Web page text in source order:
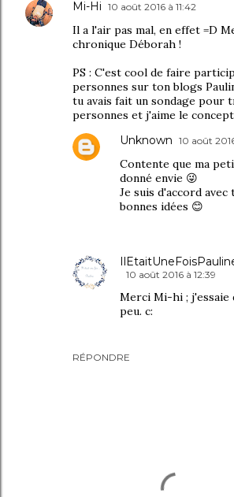
Mi-Hi 10 août 2016 à 11:42
Il a l'air pas mal, en effet =D
chronique Déborah !
PS : C'est cool de faire
personnes sur ton blogs
tu avais fait un sondage pour
personnes et j'aime le
RÉPONDRE
Unknown 10 août
Contente que ma
donné envie 😜
Je suis d'accord avec
bonnes idées 😊
10 août 2016 à 12:39
Merci Mi-hi ;
peu. c: